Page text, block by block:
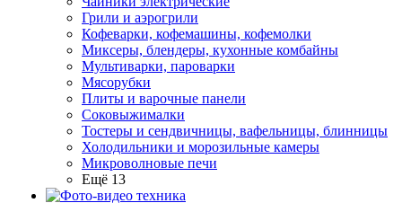
Грили и аэрогрили
Кофеварки, кофемашины, кофемолки
Миксеры, блендеры, кухонные комбайны
Мультиварки, пароварки
Мясорубки
Плиты и варочные панели
Соковыжималки
Тостеры и сендвичницы, вафельницы, блинницы
Холодильники и морозильные камеры
Микроволновые печи
Ещё 13